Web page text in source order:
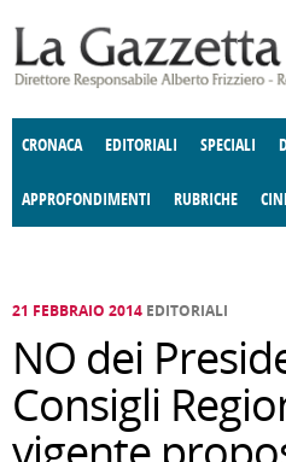
CRONACA EDITORIALI SPECIALI
APPROFONDIMENTI
E SPETTACOLI POLITICA
RUBRICHE
DELLE IDEE FATTI DELLO SPIRITO
21 FEBBRAIO 2014 EDITORIALI
NO dei
Consigli